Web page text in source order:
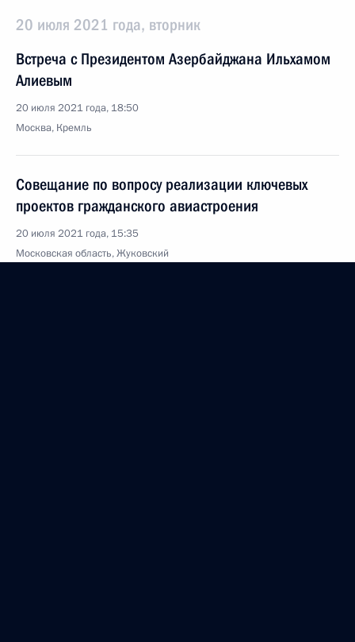
20 июля 2021 года, вторник
Встреча с Президентом Азербайджана Ильхамом
Алиевым
20 июля 2021 года, 18:50
Москва, Кремль
Совещание по вопросу реализации ключевых
проектов гражданского авиастроения
20 июля 2021 года, 15:35
Московская область, Жуковский